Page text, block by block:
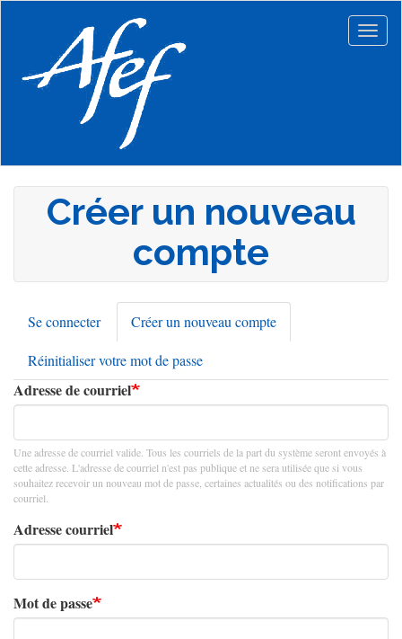
principal
Créer un nouveau
compte
Onglets
principaux
Se connecter Créer un nouveau compte
actif)
Réinitialiser votre mot de passe
Adresse de courriel
Une adresse de courriel valide. Tous les courriels de la part du système seront envoyés à
cette adresse. L'adresse de courriel n'est pas publique et ne sera utilisée que si vous
souhaitez recevoir un nouveau mot de passe, certaines actualités ou des notifications par
courriel.
Adresse courriel
Mot de passe